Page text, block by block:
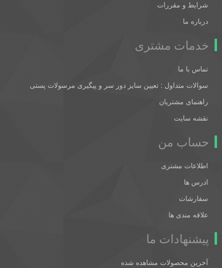
شرایط و مقررات
درباره ما
خدمات مشتری
تماس با ما
سوالات متداول : تعیین سایز دور سر و پیگیری مرسولات پستی
راهنمای مشتریان
نقشه سایت
حساب من
اطلاعات مشتری
ادرس ها
سفارشات
علاقه مندی ها
پیشنهادات ما
آخرین محصولات مشاهده شده